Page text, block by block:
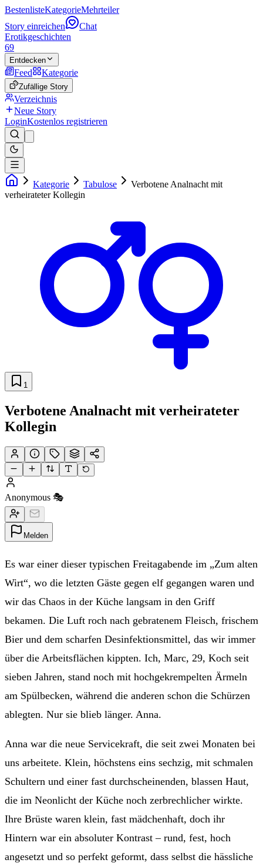
BestenlisteKategorieMehrteiler
Story einreichen
Chat
Erotikgeschichten
69
Entdecken
Feed Kategorie
Zufällige Story
Verzeichnis
Neue Story
LoginKostenlos registrieren
Kategorie Tabulose
Verbotene Analnacht mit
verheirateter Kollegin
1
Verbotene Analnacht mit verheirateter
Kollegin
Anonymous 🎭
Melden
Es war einer dieser typischen Freitagabende im „Zum alten
Wirt“, wo die letzten Gäste gegen elf gegangen waren und
wir das Chaos in der Küche langsam in den Griff
bekamen. Die Luft roch nach gebratenem Fleisch, frischem
Bier und dem scharfen Desinfektionsmittel, das wir immer
über die Arbeitsflächen kippten. Ich, Marc, 29, Koch seit
sieben Jahren, stand noch mit hochgekrempelten Ärmeln
am Spülbecken, während die anderen schon die Schürzen
ablegten. Nur sie blieb länger. Anna.
Anna war die neue Servicekraft, die seit zwei Monaten bei
uns arbeitete. Klein, höchstens eins sechzig, mit schmalen
Schultern und einer fast durchscheinenden, blassen Haut,
die im Neonlicht der Küche noch zerbrechlicher wirkte.
Ihre Brüste waren klein, fast mädchenhaft, doch ihr
Hintern war ein absoluter Kontrast – rund, fest, hoch
angesetzt und so perfekt geformt, dass selbst die hässliche